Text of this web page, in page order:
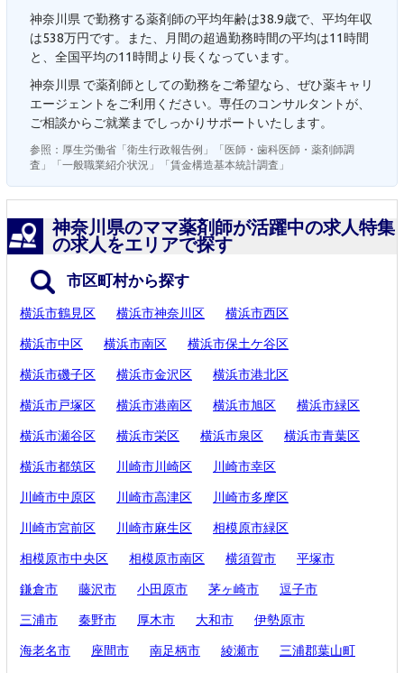
神奈川県 で勤務する薬剤師の平均年齢は38.9歳で、平均年収
は538万円です。また、月間の超過勤務時間の平均は11時間
と、全国平均の11時間より長くなっています。
神奈川県 で薬剤師としての勤務をご希望なら、ぜひ薬キャリ
エージェントをご利用ください。専任のコンサルタントが、
ご相談からご就業までしっかりサポートいたします。
参照：厚生労働省「衛生行政報告例」「医師・歯科医師・薬剤師調
査」「一般職業紹介状況」「賃金構造基本統計調査」
神奈川県のママ薬剤師が活躍中の求人特集
の求人をエリアで探す
市区町村から探す
横浜市鶴見区 横浜市神奈川区 横浜市西区
横浜市中区 横浜市南区 横浜市保土ケ谷区
横浜市磯子区 横浜市金沢区 横浜市港北区
横浜市戸塚区 横浜市港南区 横浜市旭区 横浜市緑区
横浜市瀬谷区 横浜市栄区 横浜市泉区 横浜市青葉区
横浜市都筑区 川崎市川崎区 川崎市幸区
川崎市中原区 川崎市高津区 川崎市多摩区
川崎市宮前区 川崎市麻生区 相模原市緑区
相模原市中央区 相模原市南区 横須賀市 平塚市
鎌倉市 藤沢市 小田原市 茅ヶ崎市 逗子市
三浦市 秦野市 厚木市 大和市 伊勢原市
海老名市 座間市 南足柄市 綾瀬市 三浦郡葉山町